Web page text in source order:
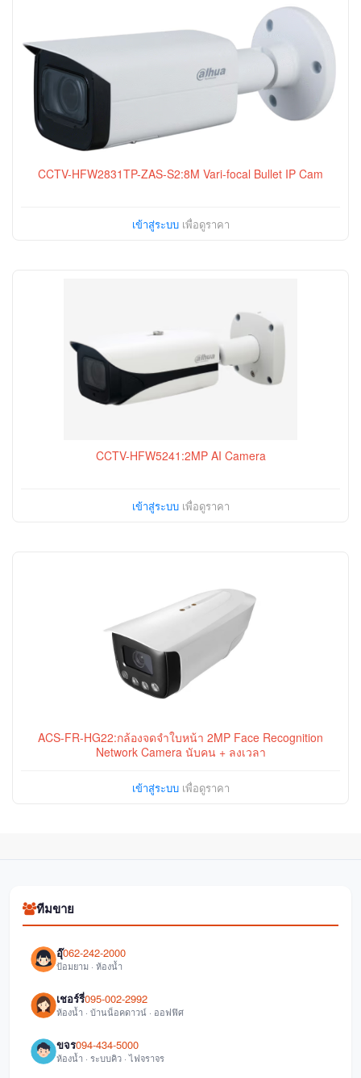
CCTV-HFW2831TP-ZAS-S2:8M Vari-focal Bullet IP Cam
เข้าสู่ระบบเพื่อดูราคา
CCTV-HFW5241:2MP AI Camera
เข้าสู่ระบบเพื่อดูราคา
ACS-FR-HG22:กล้องจดจำใบหน้า 2MP Face Recognition
Network Camera นับคน + ลงเวลา
เข้าสู่ระบบเพื่อดูราคา
ทีมขาย
อุ๊062-242-2000
ป้อมยาม · ห้องน้ำ
เชอร์รี่095-002-2992
ห้องน้ำ · บ้านน็อคดาวน์ · ออฟฟิศ
ขจร094-434-5000
ห้องน้ำ · ระบบคิว · ไฟจราจร